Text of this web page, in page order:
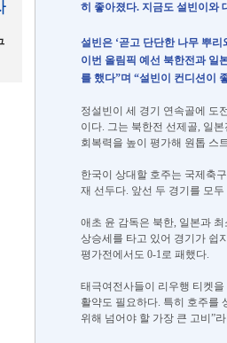
히 좋아졌다. 지금도 설빈이와
설빈은 ‘곧고 단단한 나무 뿌
이번 올림픽 예선 북한전과 일
를 했다”며 “설빈이 컨디션이
정설빈이 세 경기 연속골에 도
이다. 그는 북한전 선제골, 일
회복력을 높이 평가해 원톱 스
한국이 상대할 호주는 국제축
재 선두다. 앞선 두 경기를 모
애초 윤 감독은 북한, 일본과
상승세를 타고 있어 경기가 쉽
평가전에서도 0-1로 패했다.
태극여전사들이 리우행 티켓
활약도 필요하다. 특히 호주를
위해 넘어야 할 가장 큰 고비”